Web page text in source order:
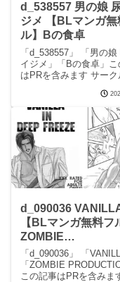
d_538557 男の娘
ジメ 【BLマンガ無
ル】Bの食卓
「d_538557」 「男の娘
イジメ」「Bの食卓」こ
はPRを含みます サーク
を読むd_538557 男の
イジメの見どころシー
娘 尿道イジメ 画像1男
道イジメ 画像2男の娘
d_090036
【BLマンガ無料フ
ZOMBIE
PRODUCTIONS
「d_090036」 「
「ZOMBIE
この記事はPRを含みま